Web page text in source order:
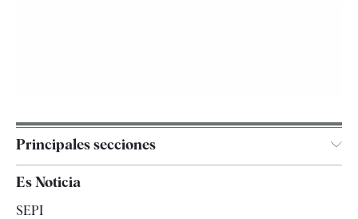
Principales secciones
España
Es Noticia
SEPI